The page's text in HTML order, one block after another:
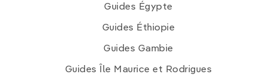
Guides Égypte
Guides Éthiopie
Guides Gambie
Guides Île Maurice et Rodrigues